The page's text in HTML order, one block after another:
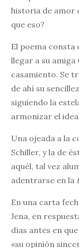
historia de amor
que eso?
El poema consta
llegar a su amiga
casamiento. Se
de ahí su
siguiendo la
armonizar el
Una ojeada a la
Schiller, y la de
aquél, tal vez
adentrarse en la
En una carta
Jena, en
días antes en
«su opinión